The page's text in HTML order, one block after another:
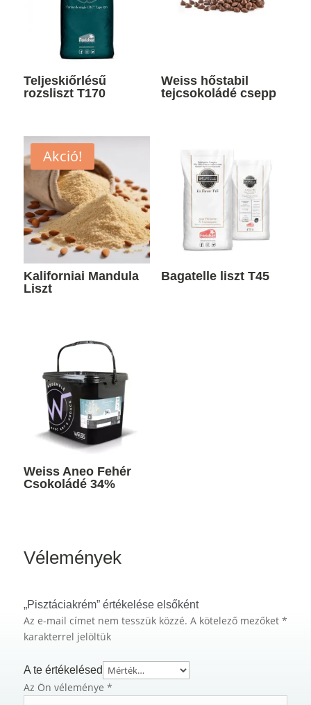
Teljeskiőrlésű
rozsliszt T170
Weiss hőstabil
tejcsokoládé csepp
Akció!
Kaliforniai Mandula
Liszt
Bagatelle liszt T45
Weiss Aneo Fehér
Csokoládé 34%
Vélemények
„Pisztáciakrém” értékelése elsőként
Az e-mail címet nem tesszük közzé. A kötelező mezőket *
karakterrel jelöltük
A te értékelésed
Az Ön véleménye *